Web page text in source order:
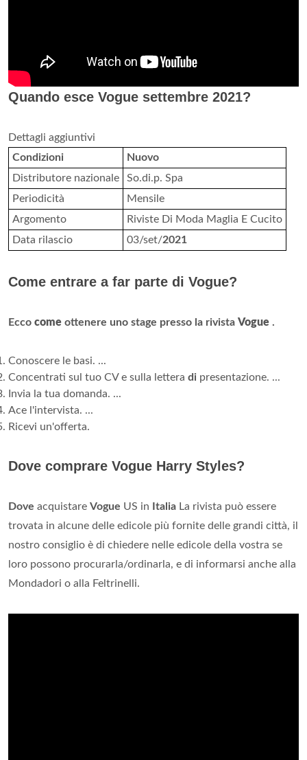
Quando esce Vogue settembre 2021?
Dettagli aggiuntivi
Condizioni
Nuovo
Distributore nazionale
So.di.p. Spa
Periodicità
Mensile
Argomento
Riviste Di Moda Maglia E Cucito
Data rilascio
03/set/2021
Come entrare a far parte di Vogue?
Ecco come ottenere uno stage presso la rivista Vogue .
Conoscere le basi. ...
Concentrati sul tuo CV e sulla lettera di presentazione. ...
Invia la tua domanda. ...
Ace l'intervista. ...
Ricevi un'offerta.
Dove comprare Vogue Harry Styles?
Dove acquistare Vogue US in Italia La rivista può essere
trovata in alcune delle edicole più fornite delle grandi città, il
nostro consiglio è di chiedere nelle edicole della vostra se
loro possono procurarla/ordinarla, e di informarsi anche alla
Mondadori o alla Feltrinelli.